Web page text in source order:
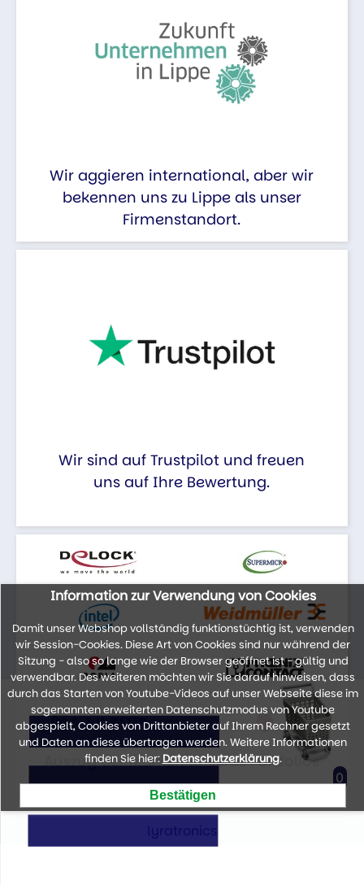
Wir aggieren international, aber wir
bekennen uns zu Lippe als unser
Firmenstandort.
Wir sind auf Trustpilot und freuen
uns auf Ihre Bewertung.
Auszug der Marken unseres Portfolios
Information zur Verwendung von Cookies
Damit unser Webshop vollständig funktionstüchtig ist, verwenden
wir Session-Cookies. Diese Art von Cookies sind nur während der
Sitzung - also so lange wie der Browser geöffnet ist - gültig und
verwendbar. Des weiteren möchten wir Sie darauf hinweisen, dass
durch das Starten von Youtube-Videos auf unser Webseite diese im
sogenannten erweiterten Datenschutzmodus von Youtube
abgespielt, Cookies von Drittanbieter auf Ihrem Rechner gesetzt
und Daten an diese übertragen werden. Weitere Informationen
finden Sie hier: Datenschutzerklärung.
0